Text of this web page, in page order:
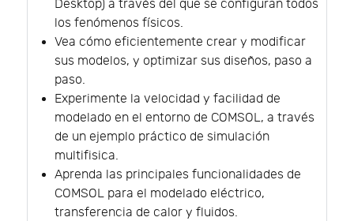
Desktop) a través del que se configuran todos
los fenómenos físicos.
Vea cómo eficientemente crear y modificar
sus modelos, y optimizar sus diseños, paso a
paso.
Experimente la velocidad y facilidad de
modelado en el entorno de COMSOL, a través
de un ejemplo práctico de simulación
multifisica.
Aprenda las principales funcionalidades de
COMSOL para el modelado eléctrico,
transferencia de calor y fluidos.